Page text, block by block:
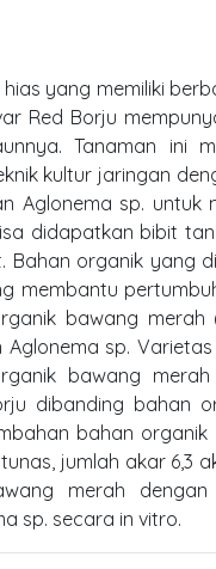
yang memiliki
Red Borju
Tanaman ini
kultur jaringan
Aglonema sp. untuk
didapatkan bibit
Bahan organik yang
membantu
bawang
sp.
bawang
dibanding bahan
bahan
jumlah akar 6,3
merah
sp. secara in vitro.